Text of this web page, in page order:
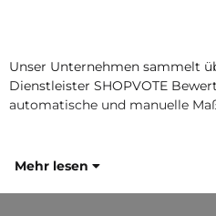
Unser Unternehmen sammelt
Dienstleister SHOPVOTE
automatische und manuelle
Mehr lesen